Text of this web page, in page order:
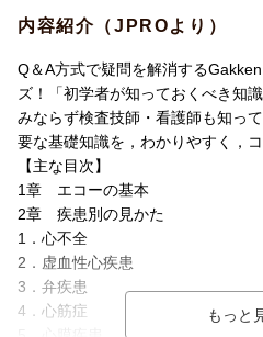
内容紹介（JPROより）
Q＆A方式で疑問を解消する
ズ！「初学者が知っておくべき知
みならず検査技師・看護師も知っ
要な基礎知識を，わかりやすく，
【主な目次】
1章 エコーの基本
2章 疾患別の見かた
1．心不全
2．虚血性心疾患
3．弁疾患
4．心筋症